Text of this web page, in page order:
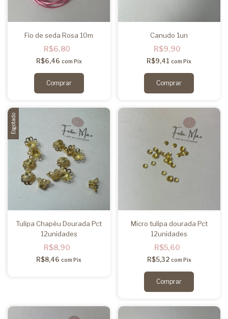
Fio de seda Rosa 10m
R$6,80
R$6,46 com Pix
Canudo 1un
R$9,90
R$9,41com Pix
Esgotado
Tulipa Chapéu Dourada Pct
12unidades
R$8,90
R$8,46com Pix
Micro tulipa dourada Pct
12unidades
R$5,60
R$5,32 com Pix